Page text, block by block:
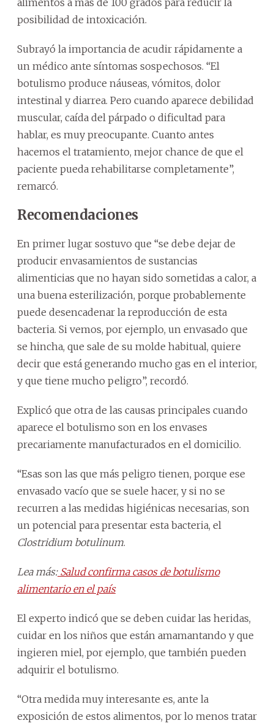
posibilidad de intoxicación.
Subrayó la importancia de acudir rápidamente a
un médico ante síntomas sospechosos. “El
botulismo produce náuseas, vómitos, dolor
intestinal y diarrea. Pero cuando aparece debilidad
muscular, caída del párpado o dificultad para
hablar, es muy preocupante. Cuanto antes
hacemos el tratamiento, mejor chance de que el
paciente pueda rehabilitarse completamente”,
remarcó.
Recomendaciones
En primer lugar sostuvo que “se debe dejar de
producir envasamientos de sustancias
alimenticias que no hayan sido sometidas a calor, a
una buena esterilización, porque probablemente
puede desencadenar la reproducción de esta
bacteria. Si vemos, por ejemplo, un envasado que
se hincha, que sale de su molde habitual, quiere
decir que está generando mucho gas en el interior,
y que tiene mucho peligro”, recordó.
Explicó que otra de las causas principales cuando
aparece el botulismo son en los envases
precariamente manufacturados en el domicilio.
“Esas son las que más peligro tienen, porque ese
envasado vacío que se suele hacer, y si no se
recurren a las medidas higiénicas necesarias, son
un potencial para presentar esta bacteria, el
Clostridium botulinum.
Lea más:Salud confirma casos de botulismo
alimentario en el país
El experto indicó que se deben cuidar las heridas,
cuidar en los niños que están amamantando y que
ingieren miel, por ejemplo, que también pueden
adquirir el botulismo.
“Otra medida muy interesante es, ante la
exposición de estos alimentos, por lo menos tratar